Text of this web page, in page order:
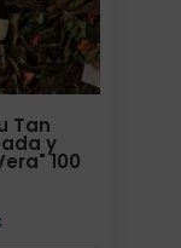
Tan
y
100